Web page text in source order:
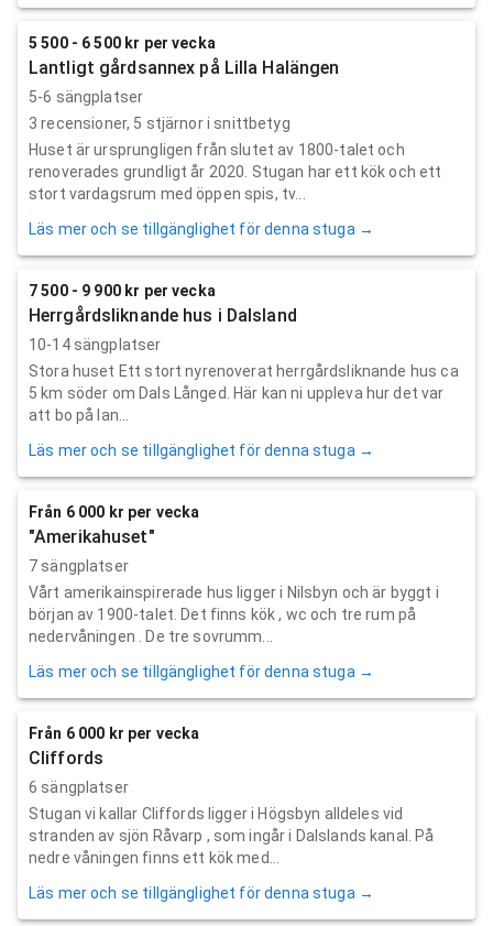
5 500 - 6 500 kr per vecka
Lantligt gårdsannex på Lilla Halängen
5-6 sängplatser
3 recensioner, 5 stjärnor i snittbetyg
Huset är ursprungligen från slutet av 1800-talet och
renoverades grundligt år 2020. Stugan har ett kök och ett
stort vardagsrum med öppen spis, tv...
Läs mer och se tillgänglighet för denna stuga →
7 500 - 9 900 kr per vecka
Herrgårdsliknande hus i Dalsland
10-14 sängplatser
Stora huset Ett stort nyrenoverat herrgårdsliknande hus ca
5 km söder om Dals Långed. Här kan ni uppleva hur det var
att bo på lan...
Läs mer och se tillgänglighet för denna stuga →
Från 6 000 kr per vecka
"Amerikahuset"
7 sängplatser
Vårt amerikainspirerade hus ligger i Nilsbyn och är byggt i
början av 1900-talet. Det finns kök , wc och tre rum på
nedervåningen . De tre sovrumm...
Läs mer och se tillgänglighet för denna stuga →
Från 6 000 kr per vecka
Cliffords
6 sängplatser
Stugan vi kallar Cliffords ligger i Högsbyn alldeles vid
stranden av sjön Råvarp , som ingår i Dalslands kanal. På
nedre våningen finns ett kök med...
Läs mer och se tillgänglighet för denna stuga →